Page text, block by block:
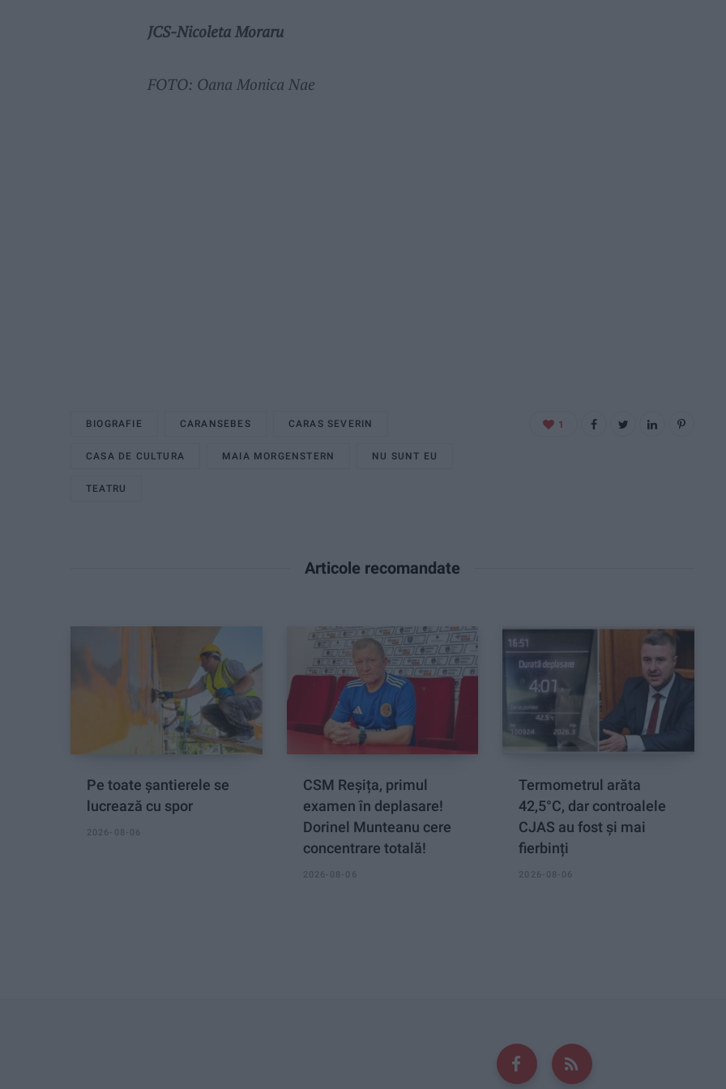
JCS-Nicoleta Moraru
FOTO: Oana Monica Nae
BIOGRAFIE CARANSEBES CARAS SEVERIN
CASA DE CULTURA MAIA MORGENSTERN NU SUNT EU
TEATRU
1
Articole recomandate
Pe toate șantierele se
lucrează cu spor
2026-08-06
CSM Reșița, primul
examen în deplasare!
Dorinel Munteanu cere
concentrare totală!
2026-08-06
Termometrul arăta
42,5°C, dar controalele
CJAS au fost și mai
fierbinți
2026-08-06